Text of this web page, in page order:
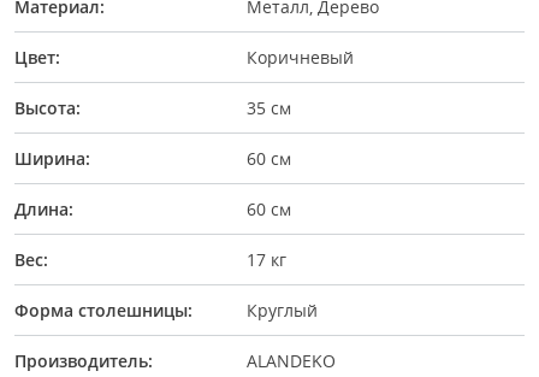
Материал: Металл, Дерево
Цвет: Коричневый
Высота: 35 см
Ширина: 60 см
Длина: 60 см
Вес: 17 кг
Форма столешницы: Круглый
Производитель: ALANDEKO